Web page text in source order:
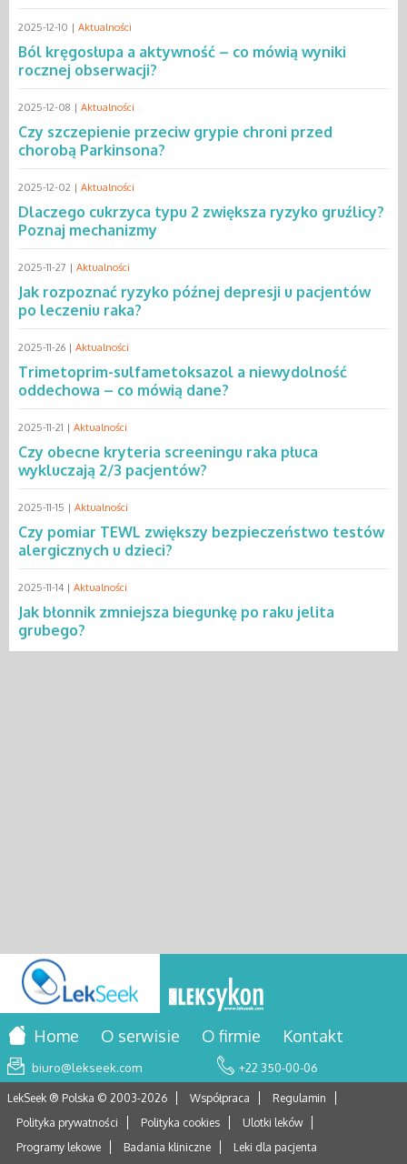
2025-12-10 | Aktualności
Ból kręgosłupa a aktywność – co mówią wyniki
rocznej obserwacji?
2025-12-08 | Aktualności
Czy szczepienie przeciw grypie chroni przed
chorobą Parkinsona?
2025-12-02 | Aktualności
Dlaczego cukrzyca typu 2 zwiększa ryzyko gruźlicy?
Poznaj mechanizmy
2025-11-27 | Aktualności
Jak rozpoznać ryzyko późnej depresji u pacjentów
po leczeniu raka?
2025-11-26 | Aktualności
Trimetoprim-sulfametoksazol a niewydolność
oddechowa – co mówią dane?
2025-11-21 | Aktualności
Czy obecne kryteria screeningu raka płuca
wykluczają 2/3 pacjentów?
2025-11-15 | Aktualności
Czy pomiar TEWL zwiększy bezpieczeństwo testów
alergicznych u dzieci?
2025-11-14 | Aktualności
Jak błonnik zmniejsza biegunkę po raku jelita
grubego?
Home O serwisie O firmie Kontakt
biuro@lekseek.com +22 350-00-06
LekSeek ® Polska © 2003-2026 Współpraca
Regulamin
Polityka prywatności
Polityka cookies
Ulotki leków
Programy lekowe
Badania kliniczne Leki dla pacjenta